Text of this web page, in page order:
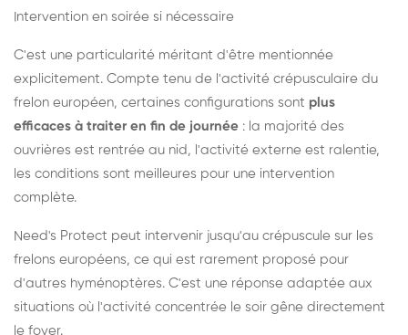
Intervention en soirée si nécessaire
C'est une particularité méritant d'être mentionnée
explicitement. Compte tenu de l'activité crépusculaire du
frelon européen, certaines configurations sont plus
efficaces à traiter en fin de journée : la majorité des
ouvrières est rentrée au nid, l'activité externe est ralentie,
les conditions sont meilleures pour une intervention
complète.
Need's Protect peut intervenir jusqu'au crépuscule sur les
frelons européens, ce qui est rarement proposé pour
d'autres hyménoptères. C'est une réponse adaptée aux
situations où l'activité concentrée le soir gêne directement
le foyer.